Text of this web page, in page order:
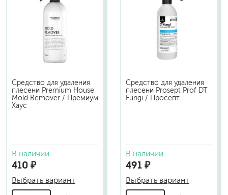
Средство для удаления
плесени Premium House
Mold Remover / Премиум
Хаус
В наличии
410 ₽
Выбрать вариант
Средство для удаления
плесени Prosept Prof DT
Fungi / Просепт
В наличии
491 ₽
Выбрать вариант